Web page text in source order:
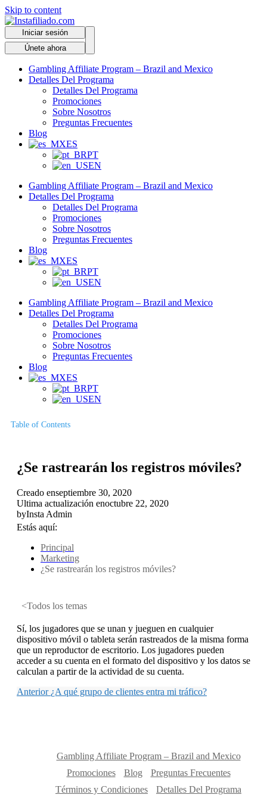
Skip to content
Iniciar sesión
Únete ahora
Gambling Affiliate Program – Brazil and Mexico
Detalles Del Programa
Detalles Del Programa
Promociones
Sobre Nosotros
Preguntas Frecuentes
Blog
ES
PT
EN
Gambling Affiliate Program – Brazil and Mexico
Detalles Del Programa
Detalles Del Programa
Promociones
Sobre Nosotros
Preguntas Frecuentes
Blog
ES
PT
EN
Gambling Affiliate Program – Brazil and Mexico
Detalles Del Programa
Detalles Del Programa
Promociones
Sobre Nosotros
Preguntas Frecuentes
Blog
ES
PT
EN
¿Se rastrearán los registros móviles?
Creado enseptiembre 30, 2020
Ultima actualización enoctubre 22, 2020
byInsta Admin
Estás aquí:
Principal
Marketing
¿Se rastrearán los registros móviles?
<Todos los temas
Sí, los jugadores que se unan y jueguen en cualquier
dispositivo móvil o tableta serán rastreados de la misma forma
que un reproductor de escritorio. Los jugadores pueden
acceder a su cuenta en el formato del dispositivo y los datos se
calculan a partir de la actividad de su cuenta.
Anterior ¿A qué grupo de clientes entra mi tráfico?
Table of Contents
Gambling Affiliate Program – Brazil and Mexico
Promociones
Blog
Preguntas Frecuentes
Términos y Condiciones
Detalles Del Programa